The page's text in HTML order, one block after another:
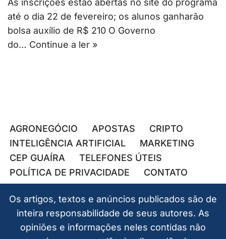
As inscrições estão abertas no site do programa
até o dia 22 de fevereiro; os alunos ganharão
bolsa auxílio de R$ 210 O Governo
do… Continue a ler »
AGRONEGÓCIO APOSTAS
CRIPTO
INTELIGÊNCIA ARTIFICIAL
MARKETING
CEP GUAÍRA
TELEFONES ÚTEIS
POLÍTICA DE PRIVACIDADE
CONTATO
Os artigos, textos e anúncios publicados são de
inteira responsabilidade de seus autores. As
opiniões e informações neles contidas não